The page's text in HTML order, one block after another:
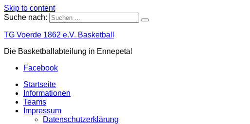
Skip to content
Suche nach:
TG Voerde 1862 e.V. Basketball
Die Basketballabteilung in Ennepetal
Facebook
Startseite
Informationen
Teams
Impressum
Datenschutzerklärung